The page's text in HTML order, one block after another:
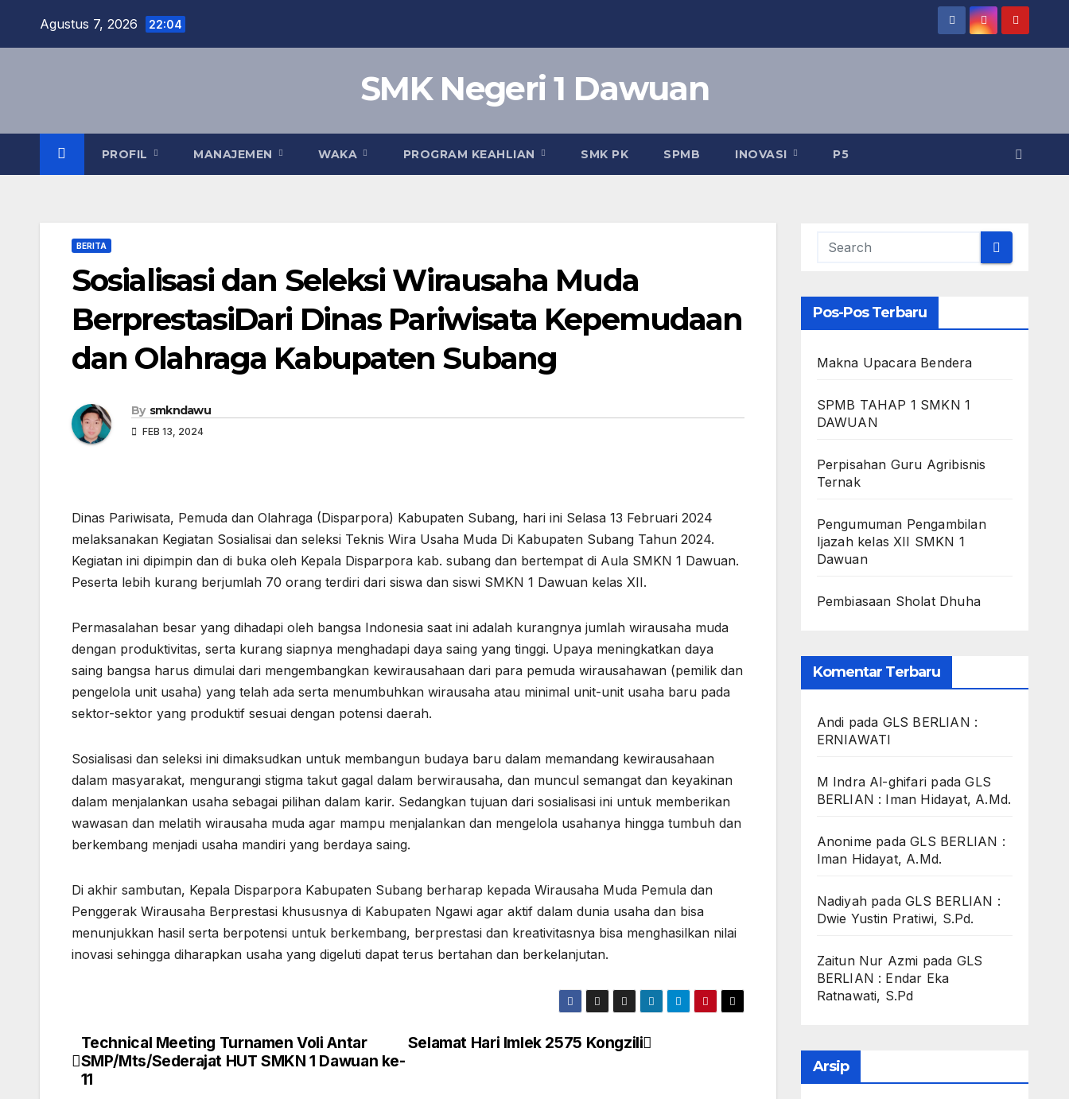
Agustus 7, 2026 22:04
SMK Negeri 1 Dawuan
PROFIL MANAJEMEN WAKA PROGRAM KEAHLIAN SMK PK SPMB INOVASI P5
BERITA
Sosialisasi dan Seleksi Wirausaha Muda
BerprestasiDari Dinas Pariwisata Kepemudaan
dan Olahraga Kabupaten Subang
By smkndawu
FEB 13, 2024
Dinas Pariwisata, Pemuda dan Olahraga (Disparpora) Kabupaten Subang, hari ini Selasa 13 Februari 2024
melaksanakan Kegiatan Sosialisai dan seleksi Teknis Wira Usaha Muda Di Kabupaten Subang Tahun 2024.
Kegiatan ini dipimpin dan di buka oleh Kepala Disparpora kab. subang dan bertempat di Aula SMKN 1 Dawuan.
Peserta lebih kurang berjumlah 70 orang terdiri dari siswa dan siswi SMKN 1 Dawuan kelas XII.
Permasalahan besar yang dihadapi oleh bangsa Indonesia saat ini adalah kurangnya jumlah wirausaha muda
dengan produktivitas, serta kurang siapnya menghadapi daya saing yang tinggi. Upaya meningkatkan daya
saing bangsa harus dimulai dari mengembangkan kewirausahaan dari para pemuda wirausahawan (pemilik dan
pengelola unit usaha) yang telah ada serta menumbuhkan wirausaha atau minimal unit-unit usaha baru pada
sektor-sektor yang produktif sesuai dengan potensi daerah.
Sosialisasi dan seleksi ini dimaksudkan untuk membangun budaya baru dalam memandang kewirausahaan
dalam masyarakat, mengurangi stigma takut gagal dalam berwirausaha, dan muncul semangat dan keyakinan
dalam menjalankan usaha sebagai pilihan dalam karir. Sedangkan tujuan dari sosialisasi ini untuk memberikan
wawasan dan melatih wirausaha muda agar mampu menjalankan dan mengelola usahanya hingga tumbuh dan
berkembang menjadi usaha mandiri yang berdaya saing.
Di akhir sambutan, Kepala Disparpora Kabupaten Subang berharap kepada Wirausaha Muda Pemula dan
Penggerak Wirausaha Berprestasi khususnya di Kabupaten Ngawi agar aktif dalam dunia usaha dan bisa
menunjukkan hasil serta berpotensi untuk berkembang, berprestasi dan kreativitasnya bisa menghasilkan nilai
inovasi sehingga diharapkan usaha yang digeluti dapat terus bertahan dan berkelanjutan.
Navigasi
pos
Selamat Hari Imlek 2575 Kongzili
Technical Meeting Turnamen Voli Antar
SMP/Mts/Sederajat HUT SMKN 1 Dawuan ke-
11
Pos-Pos Terbaru
Makna Upacara Bendera
SPMB TAHAP 1 SMKN 1
DAWUAN
Perpisahan Guru Agribisnis
Ternak
Pengumuman Pengambilan
Ijazah kelas XII SMKN 1
Dawuan
Pembiasaan Sholat Dhuha
Komentar Terbaru
Andi pada GLS BERLIAN :
ERNIAWATI
M Indra Al-ghifari padaGLS
BERLIAN : Iman Hidayat, A.Md.
Anonime padaGLS BERLIAN :
Iman Hidayat, A.Md.
NadiyahpadaGLS BERLIAN :
Dwie Yustin Pratiwi, S.Pd.
Zaitun Nur Azmi pada GLS
BERLIAN : Endar Eka
Ratnawati, S.Pd
Arsip